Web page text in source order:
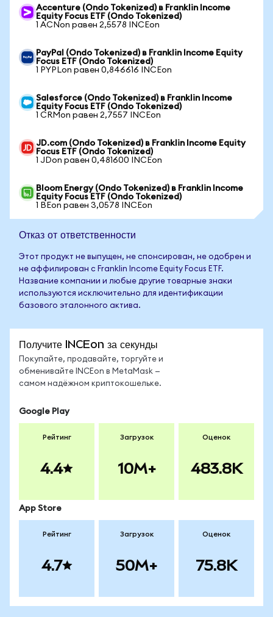
Accenture (Ondo Tokenized) в Franklin Income
Equity Focus ETF (Ondo Tokenized)
1 ACNon равен 2,5578 INCEon
PayPal (Ondo Tokenized) в Franklin Income Equity
Focus ETF (Ondo Tokenized)
1 PYPLon равен 0,846616 INCEon
Salesforce (Ondo Tokenized) в Franklin Income
Equity Focus ETF (Ondo Tokenized)
1 CRMon равен 2,7557 INCEon
JD.com (Ondo Tokenized) в Franklin Income Equity
Focus ETF (Ondo Tokenized)
1 JDon равен 0,481600 INCEon
Bloom Energy (Ondo Tokenized) в Franklin Income
Equity Focus ETF (Ondo Tokenized)
1 BEon равен 3,0578 INCEon
Отказ от ответственности
Этот продукт не выпущен, не спонсирован, не одобрен и
не аффилирован с Franklin Income Equity Focus ETF.
Название компании и любые другие товарные знаки
используются исключительно для идентификации
базового эталонного актива.
Получите INCEon за секунды
Покупайте, продавайте, торгуйте и
обменивайте INCEon в MetaMask —
самом надёжном криптокошельке.
Google Play
Рейтинг
4.4
Загрузок
10M+
Оценок
483.8K
App Store
Рейтинг
4.7
Загрузок
50M+
Оценок
75.8K